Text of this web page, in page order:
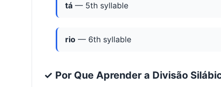
tá — 5th syllable
rio — 6th syllable
✓ Por Que Aprender a Divisão